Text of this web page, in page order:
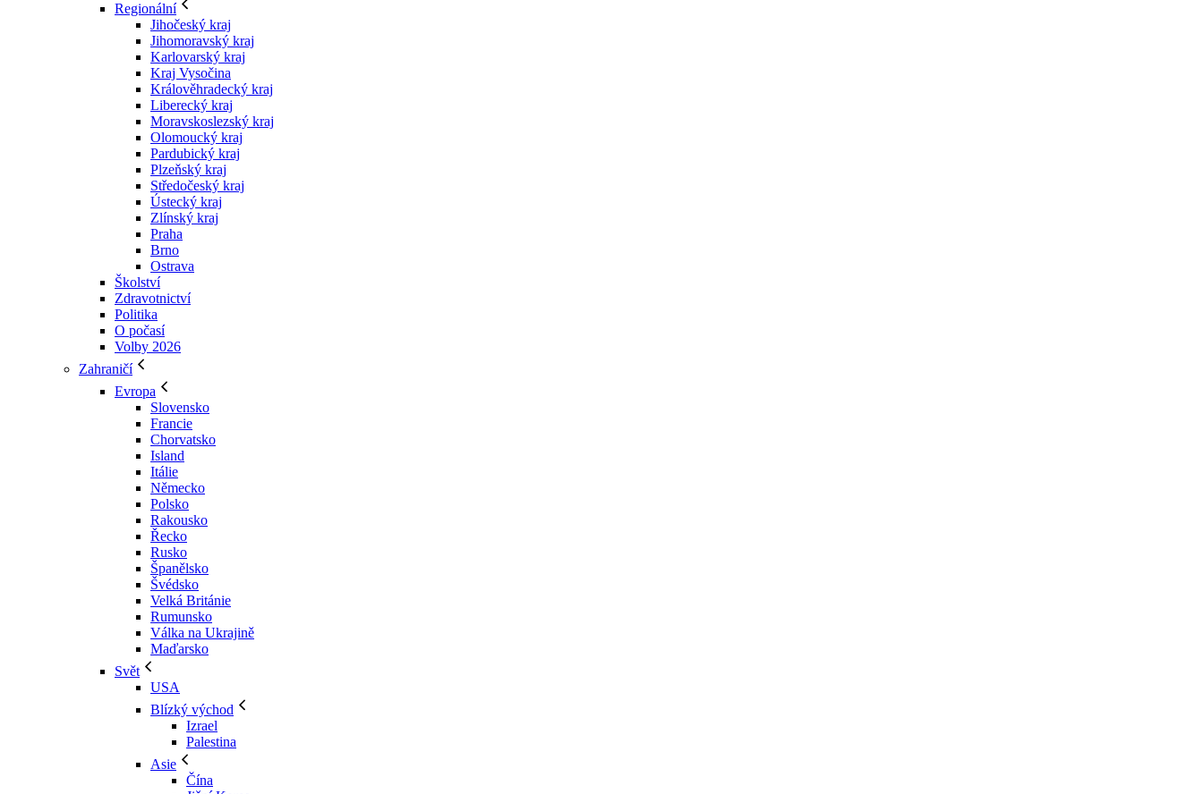
Regionální
Jihočeský kraj
Jihomoravský kraj
Karlovarský kraj
Kraj Vysočina
Králověhradecký kraj
Liberecký kraj
Moravskoslezský kraj
Olomoucký kraj
Pardubický kraj
Plzeňský kraj
Středočeský kraj
Ústecký kraj
Zlínský kraj
Praha
Brno
Ostrava
Školství
Zdravotnictví
Politika
O počasí
Volby 2026
Zahraničí
Evropa
Slovensko
Francie
Chorvatsko
Island
Itálie
Německo
Polsko
Rakousko
Řecko
Rusko
Španělsko
Švédsko
Velká Británie
Rumunsko
Válka na Ukrajině
Maďarsko
Svět
USA
Blízký východ
Izrael
Palestina
Asie
Čína